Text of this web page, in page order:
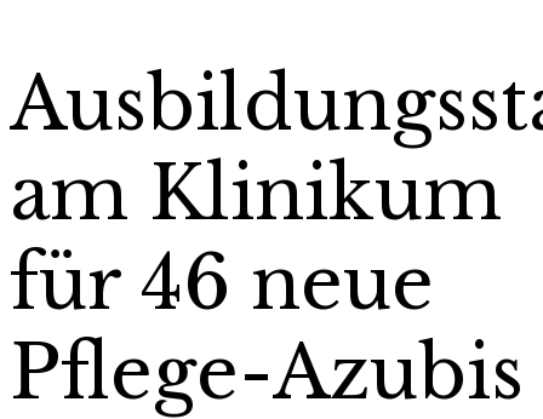
am Klinikum
für 46 neue
Pflege-Azubis